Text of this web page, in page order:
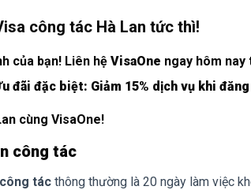
công tác Hà Lan tức thì!
của bạn! Liên hệ VisaOne ngay hôm
đãi đặc biệt: Giảm 15% dịch vụ khi
cùng VisaOne!
công tác
tácthông thường là 20 ngày làm việc